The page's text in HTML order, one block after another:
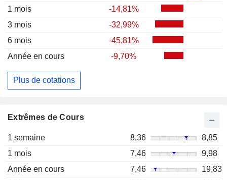
1 mois
-14,81%
3 mois
-32,99%
6 mois
-45,81%
Année en cours
-9,70%
Plus de cotations
Extrêmes de Cours
1 semaine 8,36
8,85
1 mois
7,46
9,98
Année en cours
7,46
19,83